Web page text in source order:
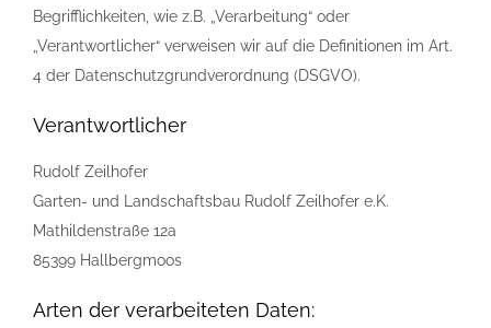
Begrifflichkeiten, wie z.B. „Verarbeitung“ oder
„Verantwortlicher“ verweisen wir auf die Definitionen im Art.
4 der Datenschutzgrundverordnung (DSGVO).
Verantwortlicher
Rudolf Zeilhofer
Garten- und Landschaftsbau Rudolf Zeilhofer e.K.
Mathildenstraße 12a
85399 Hallbergmoos
Arten der verarbeiteten Daten: